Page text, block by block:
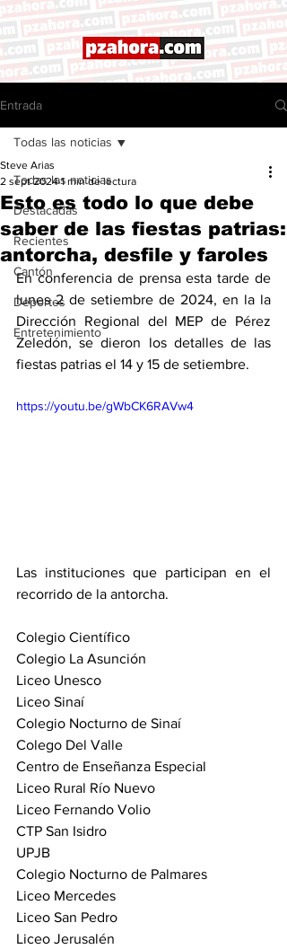
Entrada
Todas las noticias
Destacadas
Recientes
Cantón
Deportes
Entretenimiento
Todas las noticias
Esto es todo lo que debe
saber de las fiestas patrias:
antorcha, desfile y faroles
Steve Arias
2 sept 2024 1 min de lectura
En conferencia de prensa esta tarde de
lunes 2 de setiembre de 2024, en la la
Dirección Regional del MEP de Pérez
Zeledón, se dieron los detalles de las
fiestas patrias el 14 y 15 de setiembre.
https://youtu.be/gWbCK6RAVw4
Las instituciones que participan en el
recorrido de la antorcha.
Colegio Científico
Colegio La Asunción
Liceo Unesco
Liceo Sinaí
Colegio Nocturno de Sinaí
Colego Del Valle
Centro de Enseñanza Especial
Liceo Rural Río Nuevo
Liceo Fernando Volio
CTP San Isidro
UPJB
Colegio Nocturno de Palmares
Liceo Mercedes
Liceo San Pedro
Liceo Jerusalén